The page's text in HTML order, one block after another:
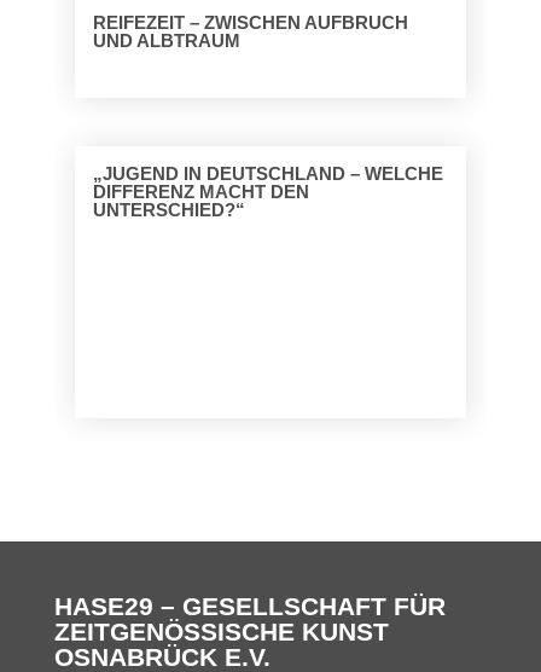
REIFEZEIT – ZWISCHEN AUFBRUCH
UND ALBTRAUM
„JUGEND IN DEUTSCHLAND – WELCHE
DIFFERENZ MACHT DEN
UNTERSCHIED?“
HASE29 – GESELLSCHAFT FÜR
ZEITGENÖSSISCHE KUNST
OSNABRÜCK E.V.